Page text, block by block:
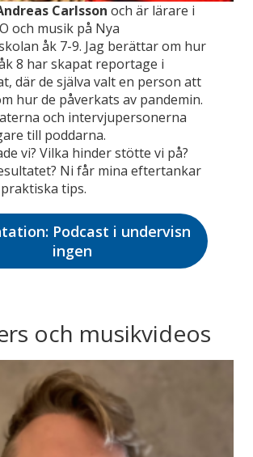
Carlsson och är lärare i
och musik på Nya
åk 7-9. Jag berättar om hur
8 har skapat reportage i
där de själva valt en person att
hur de påverkats av pandemin.
och intervjupersonerna
till poddarna.
vi? Vilka hinder stötte vi på?
Ni får mina eftertankar
tips.
Podcast i undervisn
ingen
och musikvideos